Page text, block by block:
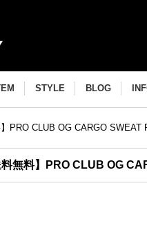
STYLE BLOG
PRO CLUB OG CARGO SWEAT
無料】PRO CLUB OG